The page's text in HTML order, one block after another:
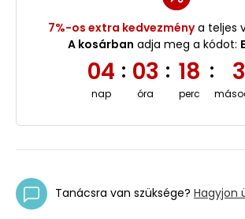
7%-os extra kedvezménya teljes
A kosárban adja meg a kódot:
04
nap
: 03
óra
: 18
perc
:
Tanácsra van szüksége? Hagyjon